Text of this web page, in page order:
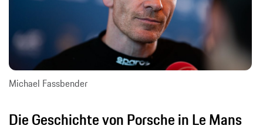
Michael Fassbender
Die Geschichte von Porsche in Le Mans